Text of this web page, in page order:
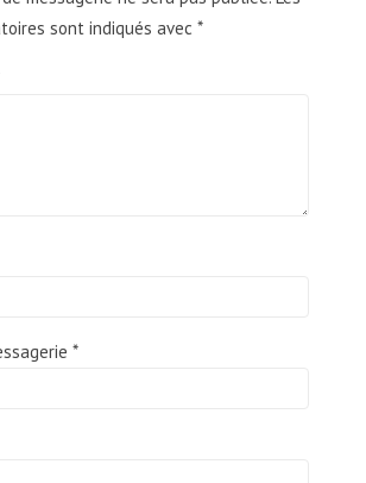
sont indiqués avec *
*